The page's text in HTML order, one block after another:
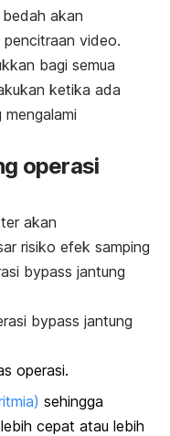
akan
video.
bagi semua
ketika ada
operasi
akan
risiko efek samping
bypass jantung
bypass jantung
operasi.
sehingga
cepat atau lebih